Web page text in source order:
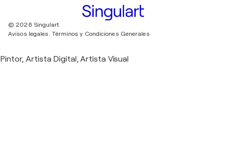
© 2026 Singulart
Avisos legales.
Términos y Condiciones Generales
Pintor, Artista Digital, Artista Visual